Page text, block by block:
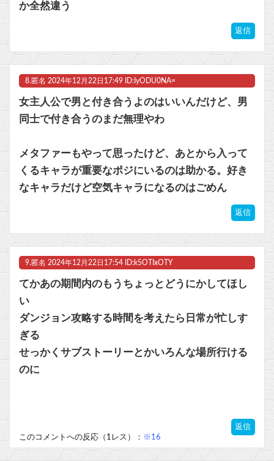
か全然違う
返信
8. 匿名 2024年12月22日17:49 ID:IyODU0NA=
女主人公で男と付き合うよのはいいんだけど、男
同士で付き合うのまだ無理やわ
メタファーもやって思ったけど、あとから入って
くるキャラが重要なポジにいるのは助かる。好き
なキャラだけど空気キャラになるのはごめん
返信
9. 匿名 2024年12月22日17:54 ID:k5OTIxOTY
てかあの期間内のもうちょっとどうにかしてほし
い
ダンジョン攻略する時間を考えたら日常が忙しす
ぎる
せっかくサブストーリーとかいろんな場所行ける
のに
返信
このコメントへの反応（1レス）： ※16